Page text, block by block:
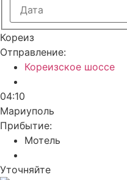
Кореиз
Отправление:
Кореизское шоссе
04:10
Мариуполь
Прибытие:
Мотель
Уточняйте